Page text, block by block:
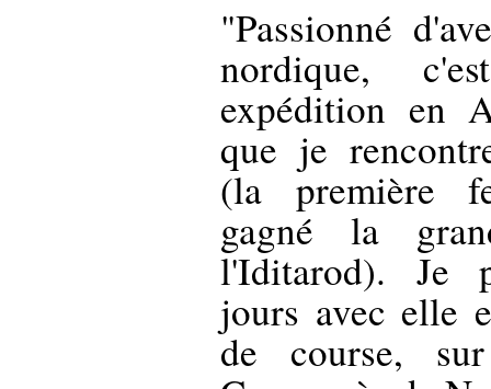
"Passionné
nordique,
expédition en
que je
(la première
gagné la
l'Iditarod). Je
jours avec elle
de course,